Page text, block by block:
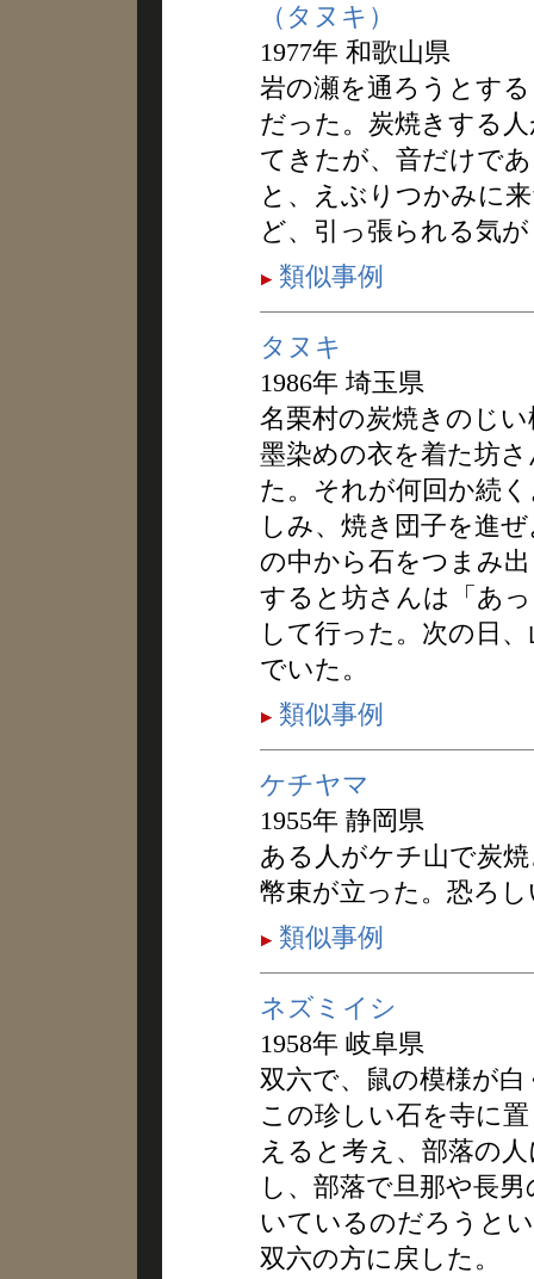
（タヌキ）
1977年 和歌山県
岩の瀬を通ろうとす
だった。炭焼きする
てきたが、音だけで
と、えぶりつかみに
ど、引っ張られる気
類似事例
タヌキ
1986年 埼玉県
名栗村の炭焼きのじ
墨染めの衣を着た坊
た。それが何回か続
しみ、焼き団子を進
の中から石をつまみ
すると坊さんは「あ
して行った。次の日
でいた。
類似事例
ケチヤマ
1955年 静岡県
ある人がケチ山で炭
幣束が立った。恐ろ
類似事例
ネズミイシ
1958年 岐阜県
双六で、鼠の模様が
この珍しい石を寺に
えると考え、部落の
し、部落で旦那や長
いているのだろうと
双六の方に戻した。